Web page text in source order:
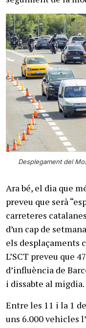
Desplegament del
Ara bé, el dia que
preveu que serà
carreteres
d’un cap de
els desplaçaments
L’SCT preveu que
d’influència de
i dissabte al migdia.
Entre les 11 i la 1
uns 6.000 vehicles